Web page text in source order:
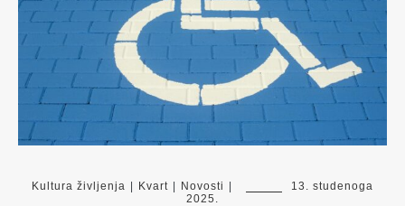
Kultura življenja | Kvart | Novosti |
13. studenoga
2025.